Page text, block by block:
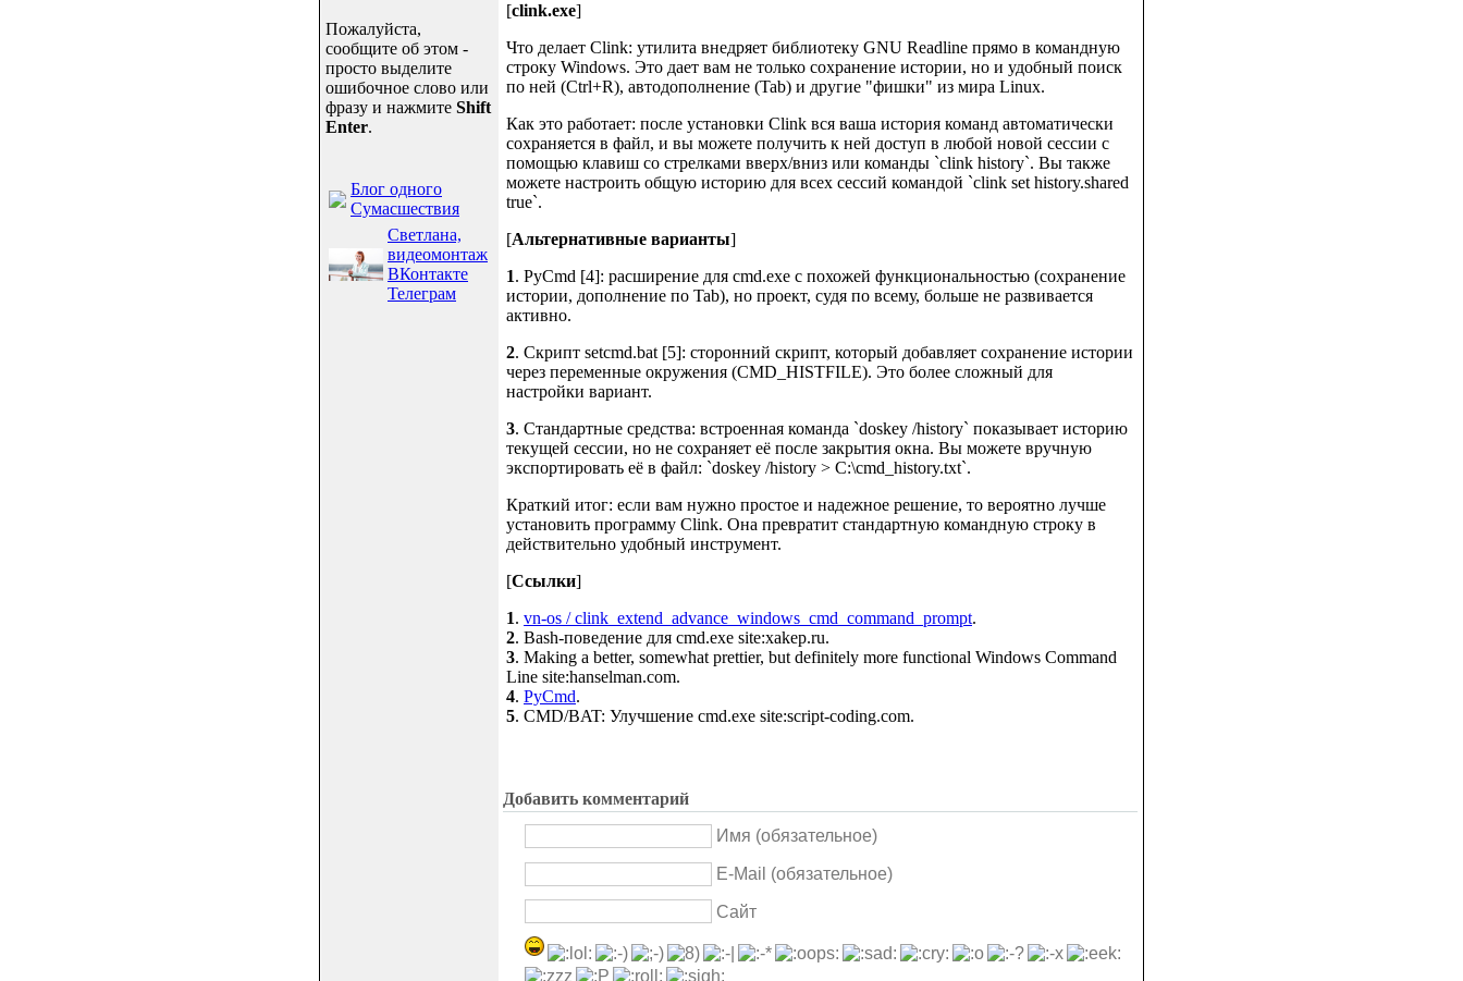
Пожалуйста,
сообщите об этом -
просто выделите
ошибочное слово или
фразу и нажмите Shift
Enter.
Блог одного
Сумасшествия
Светлана,
видеомонтаж
ВКонтакте
Телеграм
[clink.exe]
Что делает Clink: утилита внедряет библиотеку GNU Readline прямо в командную
строку Windows. Это дает вам не только сохранение истории, но и удобный поиск
по ней (Ctrl+R), автодополнение (Tab) и другие "фишки" из мира Linux.
Как это работает: после установки Clink вся ваша история команд автоматически
сохраняется в файл, и вы можете получить к ней доступ в любой новой сессии с
помощью клавиш со стрелками вверх/вниз или команды `clink history`. Вы также
можете настроить общую историю для всех сессий командой `clink set history.shared
true`.
[Альтернативные варианты]
1. PyCmd [4]: расширение для cmd.exe с похожей функциональностью (сохранение
истории, дополнение по Tab), но проект, судя по всему, больше не развивается
активно.
2. Скрипт setcmd.bat [5]: сторонний скрипт, который добавляет сохранение истории
через переменные окружения (CMD_HISTFILE). Это более сложный для
настройки вариант.
3. Стандартные средства: встроенная команда `doskey /history` показывает историю
текущей сессии, но не сохраняет её после закрытия окна. Вы можете вручную
экспортировать её в файл: `doskey /history > C:\cmd_history.txt`.
Краткий итог: если вам нужно простое и надежное решение, то вероятно лучше
установить программу Clink. Она превратит стандартную командную строку в
действительно удобный инструмент.
[Ссылки]
1. vn-os / clink_extend_advance_windows_cmd_command_prompt.
2. Bash-поведение для cmd.exe site:xakep.ru.
3. Making a better, somewhat prettier, but definitely more functional Windows Command
Line site:hanselman.com.
4. PyCmd.
5. CMD/BAT: Улучшение cmd.exe site:script-coding.com.
Добавить комментарий
Имя (обязательное)
E-Mail (обязательное)
Сайт